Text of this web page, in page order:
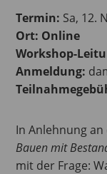
Termin: Sa, 12.
Ort: Online
Workshop-
Anmeldung:
In Anlehnung
Bauen mit
mit der Frage: